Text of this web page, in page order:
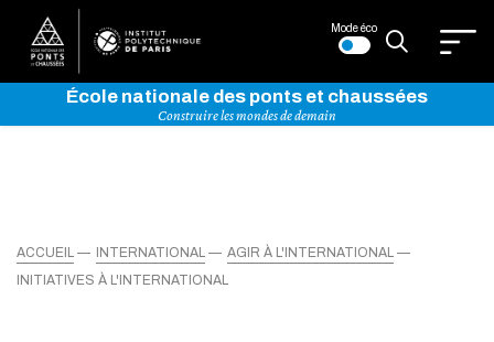
Mode éco
École nationale des ponts et chaussées
Construire les mondes de demain
ACCUEIL INTERNATIONAL
AGIR À L'INTERNATIONAL
INITIATIVES À L'INTERNATIONAL